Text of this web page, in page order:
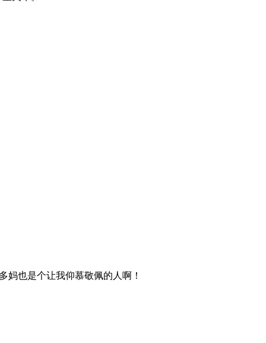
妈也是个让我仰慕敬佩的人啊！